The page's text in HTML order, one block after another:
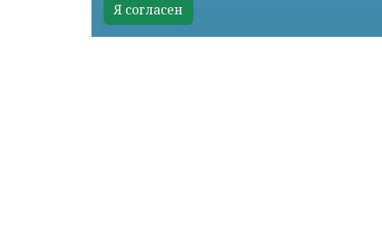
Я согласен